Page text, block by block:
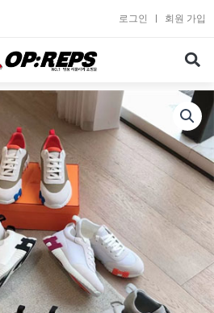
로그인 회원 가입